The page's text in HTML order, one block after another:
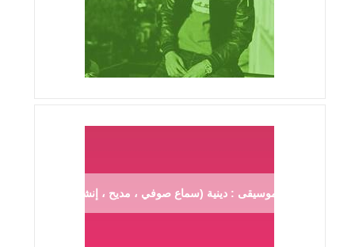
موسيقى : دينية (سماع صوفي ، مديح ، إنشاد ...)